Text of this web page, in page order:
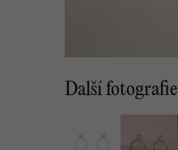
Další fotografie